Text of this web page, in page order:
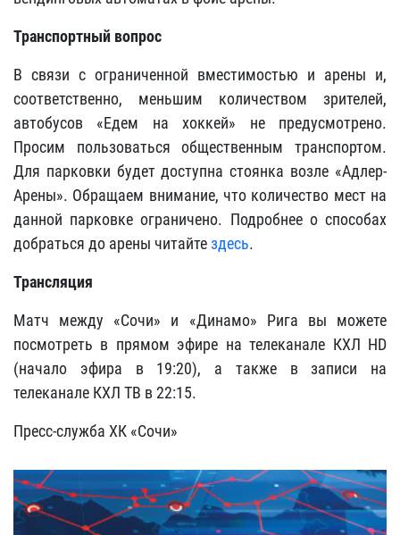
Транспортный вопрос
В связи с ограниченной вместимостью и арены и,
соответственно, меньшим количеством зрителей,
автобусов «Едем на хоккей» не предусмотрено.
Просим пользоваться общественным транспортом.
Для парковки будет доступна стоянка возле «Адлер-
Арены». Обращаем внимание, что количество мест на
данной парковке ограничено. Подробнее о способах
добраться до арены читайтездесь.
Трансляция
Матч между «Сочи» и «Динамо» Рига вы можете
посмотреть в прямом эфире на телеканале КХЛ HD
(начало эфира в 19:20), а также в записи на
телеканале КХЛ ТВ в 22:15.
Пресс-служба ХК «Сочи»